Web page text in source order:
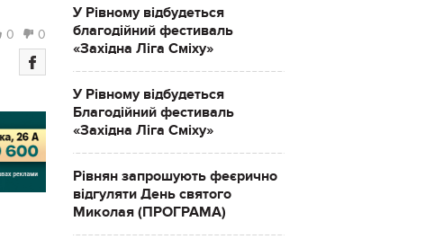
0 0
У Рівному відбудеться
благодійний фестиваль
«Західна Ліга Сміху»
У Рівному відбудеться
Благодійний фестиваль
«Західна Ліга Сміху»
Рівнян запрошують феєрично
відгуляти День святого
Миколая (ПРОГРАМА)